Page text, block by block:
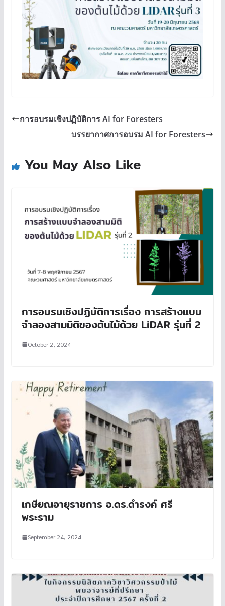
การอบรมเชิงปฏิบัติการ AI for Foresters
บรรยากาศการอบรม AI for Foresters
You May Also Like
การอบรมเชิงปฏิบัติการเรื่อง การสร้างแบบ
จำลองสามมิติของต้นไม้ด้วย LiDAR รุ่นที่ 2
October 2, 2024
เกษียณอายุราชการ อ.ดร.ดำรงค์ ศรี
พระราม
September 24, 2024